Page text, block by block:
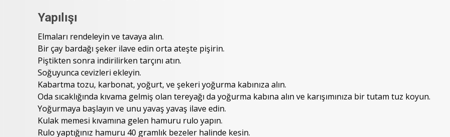
Yapılışı
Elmaları rendeleyin ve tavaya alın.
Bir çay bardağı şeker ilave edin orta ateşte pişirin.
Piştikten sonra indirilirken tarçını atın.
Soğuyunca cevizleri ekleyin.
Kabartma tozu, karbonat, yoğurt, ve şekeri yoğurma kabınıza alın.
Oda sıcaklığında kıvama gelmiş olan tereyağı da yoğurma kabına alın ve karışımınıza bir tutam tuz koyun.
Yoğurmaya başlayın ve unu yavaş yavaş ilave edin.
Kulak memesi kıvamına gelen hamuru rulo yapın.
Rulo yaptığınız hamuru 40 gramlık bezeler halinde kesin.